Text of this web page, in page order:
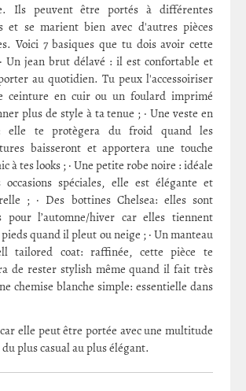
Ils peuvent être portés à différentes
et se marient bien avec d'autres pièces
Voici 7 basiques que tu dois avoir cette
Un jean brut délavé : il est confortable et
au quotidien. Tu peux l'accessoiriser
ceinture en cuir ou un foulard imprimé
plus de style à ta tenue ; · Une veste en
elle te protègera du froid quand les
baisseront et apportera une touche
à tes looks ; · Une petite robe noire : idéale
spéciales, elle est élégante et
; · Des bottines Chelsea: elles sont
pour l’automne/hiver car elles tiennent
quand il pleut ou neige ; · Un manteau
tailored coat: raffinée, cette pièce te
de rester stylish même quand il fait très
chemise blanche simple: essentielle dans
elle peut être portée avec une multitude
plus casual au plus élégant.